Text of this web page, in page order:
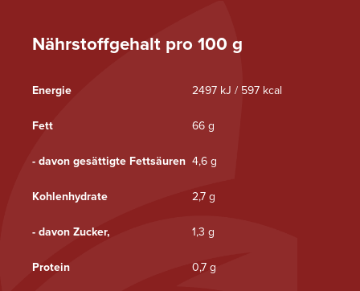
Nährstoffgehalt pro 100 g
Energie 2497 kJ / 597 kcal
Fett 66 g
- davon gesättigte Fettsäuren 4,6 g
Kohlenhydrate 2,7 g
- davon Zucker, 1,3 g
Protein 0,7 g